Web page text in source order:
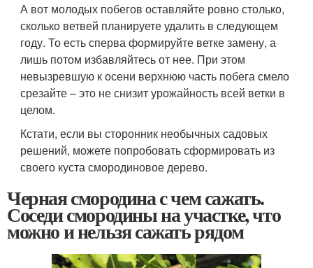
А вот молодых побегов оставляйте ровно столько,
сколько ветвей планируете удалить в следующем
году. То есть сперва формируйте ветке замену, а
лишь потом избавляйтесь от нее. При этом
невызревшую к осени верхнюю часть побега смело
срезайте – это не снизит урожайность всей ветки в
целом.
Кстати, если вы сторонник необычных садовых
решений, можете попробовать сформировать из
своего куста смородиновое дерево.
Черная смородина с чем сажать.
Соседи смородины на участке, что
можно и нельзя сажать рядом